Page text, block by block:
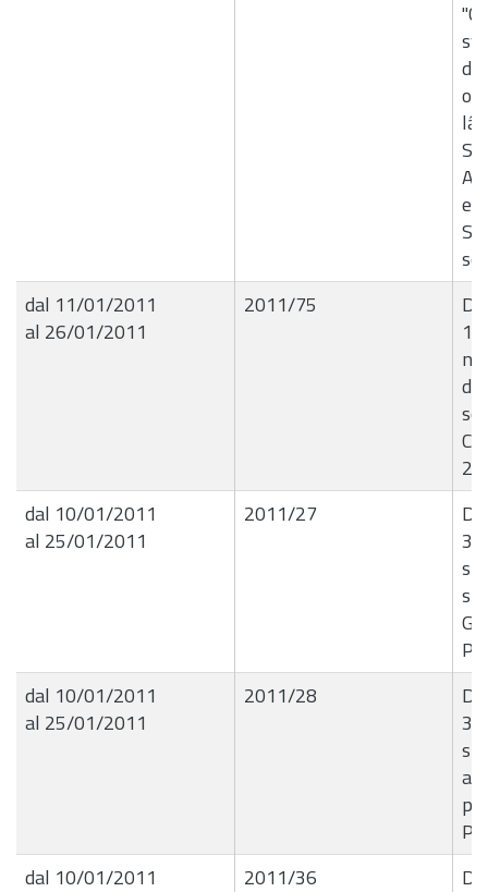
di
dal 11/01/2011
al 26/01/2011
2011/75
dal 10/01/2011
al 25/01/2011
2011/27
dal 10/01/2011
al 25/01/2011
2011/28
dal 10/01/2011
2011/36